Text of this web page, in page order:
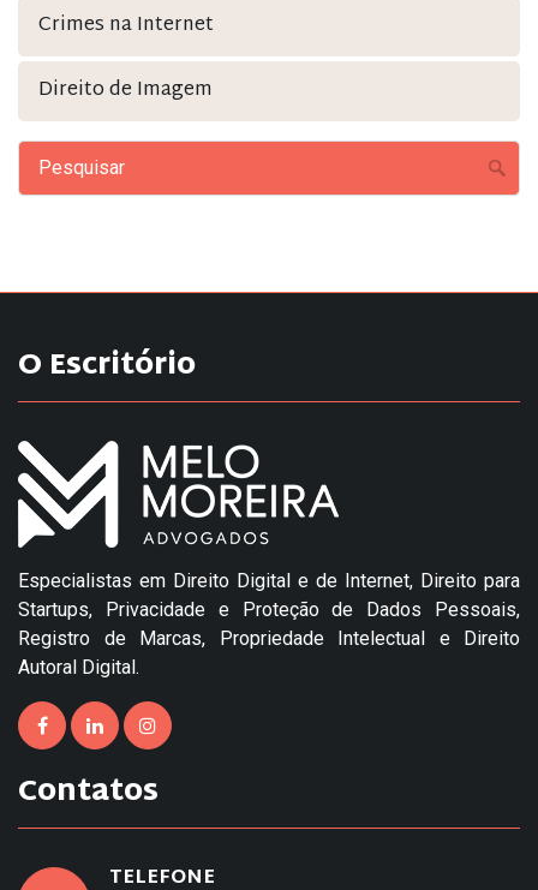
Crimes na Internet
Direito de Imagem
O Escritório
Especialistas em Direito Digital e de Internet, Direito para
Startups, Privacidade e Proteção de Dados Pessoais,
Registro de Marcas, Propriedade Intelectual e Direito
Autoral Digital.
Contatos
TELEFONE